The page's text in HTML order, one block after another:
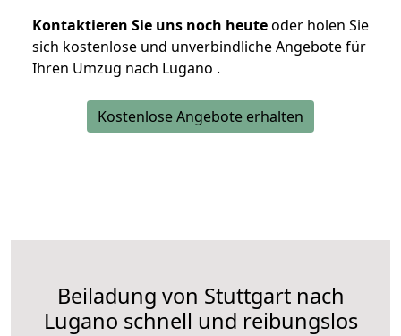
Kontaktieren Sie uns noch heuteoder holen Sie
sich kostenlose und unverbindliche Angebote für
Ihren Umzug nach Lugano .
Kostenlose Angebote erhalten
Beiladung von Stuttgart nach
Lugano schnell und reibungslos